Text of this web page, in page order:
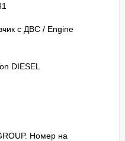
с ДВС / Engine
DIESEL
Номер на